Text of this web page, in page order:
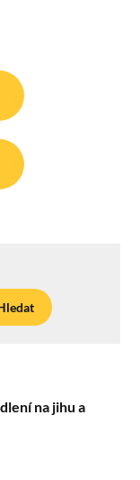
na jihu a